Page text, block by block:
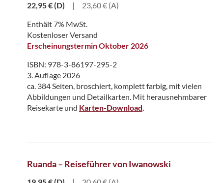
22,95€(D) |
23,60 € (A)
Enthält 7% MwSt.
Kostenloser Versand
Erscheinungstermin Oktober 2026
ISBN: 978-3-86197-295-2
3. Auflage 2026
ca. 384 Seiten, broschiert, komplett farbig, mit vielen
Abbildungen und Detailkarten. Mit herausnehmbarer
Reisekarte und Karten-Download.
Ruanda – Reiseführer von Iwanowski